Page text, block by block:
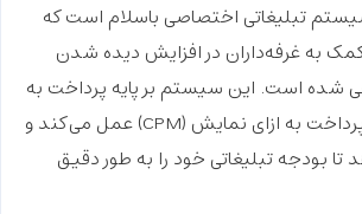
تبلیغاتی اختصاصی باسلام است که
کمک به غرفه‌داران در افزایش دیده شدن
شده است. این سیستم بر پایه پرداخت به
ازای کلیک (PPC) یا پرداخت به ازای نمایش (CPM) عمل می‌کند و
تا بودجه تبلیغاتی خود را به طور دقیق